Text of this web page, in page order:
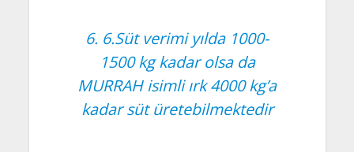
6. 6.Süt verimi yılda 1000-
1500 kg kadar olsa da
MURRAH isimli ırk 4000 kg’a
kadar süt üretebilmektedir